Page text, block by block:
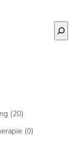
(20)
(0)